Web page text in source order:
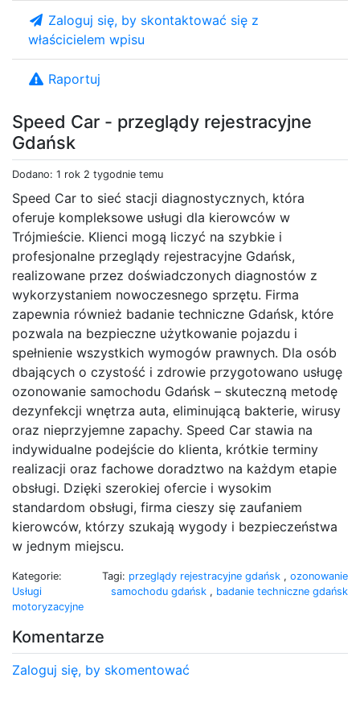
Speed Car - przeglądy rejestracyjne
Gdańsk
Dodano: 1 rok 2 tygodnie temu
Speed Car to sieć stacji diagnostycznych, która
oferuje kompleksowe usługi dla kierowców w
Trójmieście. Klienci mogą liczyć na szybkie i
profesjonalne przeglądy rejestracyjne Gdańsk,
realizowane przez doświadczonych diagnostów z
wykorzystaniem nowoczesnego sprzętu. Firma
zapewnia również badanie techniczne Gdańsk, które
pozwala na bezpieczne użytkowanie pojazdu i
spełnienie wszystkich wymogów prawnych. Dla osób
dbających o czystość i zdrowie przygotowano usługę
ozonowanie samochodu Gdańsk – skuteczną metodę
dezynfekcji wnętrza auta, eliminującą bakterie, wirusy
oraz nieprzyjemne zapachy. Speed Car stawia na
indywidualne podejście do klienta, krótkie terminy
realizacji oraz fachowe doradztwo na każdym etapie
obsługi. Dzięki szerokiej ofercie i wysokim
standardom obsługi, firma cieszy się zaufaniem
kierowców, którzy szukają wygody i bezpieczeństwa
w jednym miejscu.
Kategorie:
Usługi
motoryzacyjne
Tagi: przeglądy rejestracyjne gdańsk , ozonowanie
samochodu gdańsk , badanie techniczne gdańsk
Komentarze
Zaloguj się, by skomentować
Zaloguj się, by skontaktować się z
właścicielem wpisu
Raportuj